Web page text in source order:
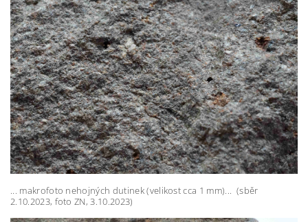
... makrofoto nehojných dutinek (velikost cca 1 mm)... (sběr
2.10.2023, foto ZN, 3.10.2023)